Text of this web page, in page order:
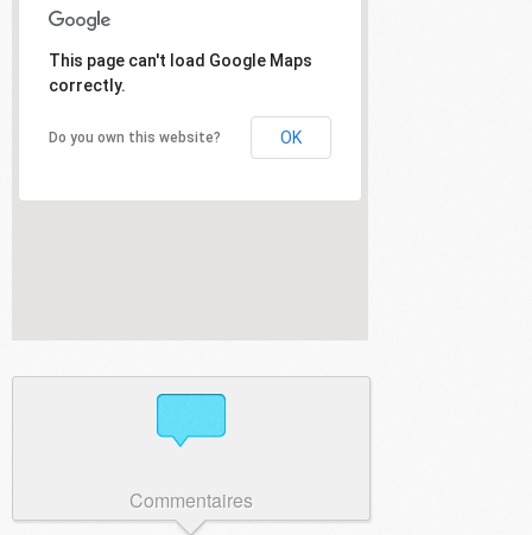
This page can't load Google Maps
correctly.
Do you own this website? OK
Commentaires